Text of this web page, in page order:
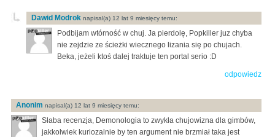
Dawid Modrok napisal(a) 12 lat 9 miesięcy temu:
Podbijam wtórność w chuj. Ja pierdolę, Popkiller juz chyba
nie zejdzie ze ścieżki wiecznego lizania się po chujach.
Beka, jeżeli ktoś dalej traktuje ten portal serio :D
odpowiedz
Anonim napisal(a) 12 lat 9 miesięcy temu:
Słaba recenzja, Demonologia to zwykła chujowizna dla gimbów,
jakkolwiek kuriozalnie by ten argument nie brzmiał taka jest